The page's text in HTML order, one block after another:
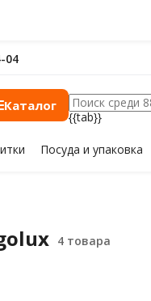
04
Каталог
{{tab}}
Посуда и упаковка